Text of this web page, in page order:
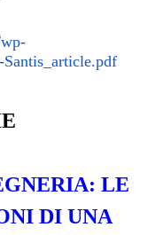
Santis_article.pdf
LE
DI UNA